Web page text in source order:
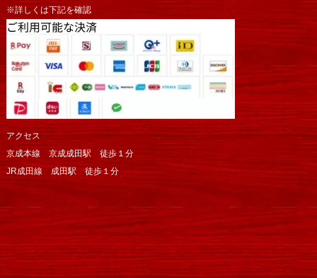
※詳しくは下記を確認
アクセス
京成本線 京成成田駅 徒歩１分
JR成田線 成田駅 徒歩１分